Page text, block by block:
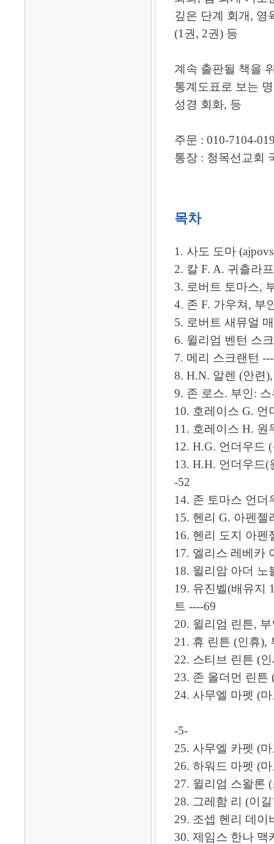
깊은 단계 회개, 영
(1권, 2권) 등
계속 출판될 책을
통계도표로 보는
성경 회화, 등
주문 : 010-7104-
통장 : 청목선교회
목차
1. 사도 도마
2. 칼 F. A. 귀츨라
3. 로버트 토마스,
4. 존 F. 가우쳐, 부
5. 로버트 새뮤얼
6. 윌리엄 벤턴 스
7. 메리 스크랜턴
8. H.N. 알렌 (안련
9. 존 로스. 부인:
10. 호레이스 G. 언
11. 호레이스 H. 원
12. H.G. 언더우드
13. H.H. 언더우드
-52
14. 존 토마스 언더
15. 헨리 G. 아펜젤
16. 헨리 도지 아펜
17. 엘리스 레베카
18. 윌리암 아더 노
19. 유진벨(배유지
트 ----69
20. 윌리엄 린튼,
21. 휴 린튼 (인휴),
22. 스티브 린튼 (
23. 존 올더먼 린튼
24. 사무엘 마펫 (
-5-
25. 사무엘 카펫 (
26. 하워드 마펫 (
27. 윌리엄 스왈론
28. 그레함 리 (이
29. 조셉 헨리 데이
30. 제임스 한나 맥